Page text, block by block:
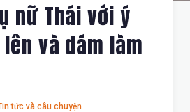
nữ Thái với ý
và dám làm
tức và câu chuyện